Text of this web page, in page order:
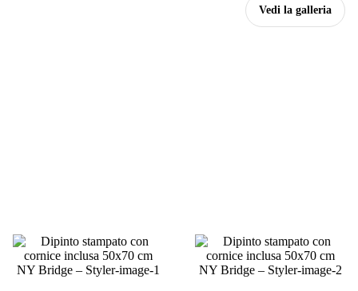
Vedi la galleria